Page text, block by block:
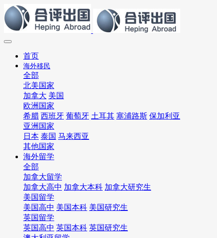
首页
海外移民
全部
北美国家
加拿大 美国
欧洲国家
希腊 西班牙 葡萄牙 土耳其 塞浦路斯 保加利亚
亚洲国家
日本 泰国 马来西亚
其他国家
海外留学
全部
加拿大留学
加拿大高中 加拿大本科 加拿大研究生
美国留学
美国高中 美国本科 美国研究生
英国留学
英国高中 英国本科 英国研究生